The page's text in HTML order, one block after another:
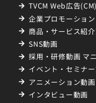
TVCM Web広告(CM)
企業プロモーショ
商品・サービス紹
SNS動画
採用・研修動画 マ
イベント・セミナ
アニメーション動画
インタビュー動画